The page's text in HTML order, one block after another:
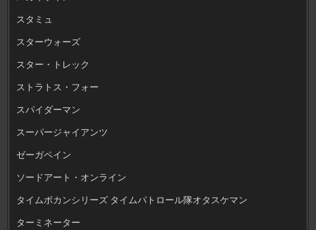
スタミュ
スターウォーズ
スター・トレック
ストラトス・フォー
スパイダーマン
スーパージャイアンツ
ゼーガペイン
ソードアート・オンライン
タイムボカンシリーズ タイムパトロール隊オタスケマン
ターミネーター